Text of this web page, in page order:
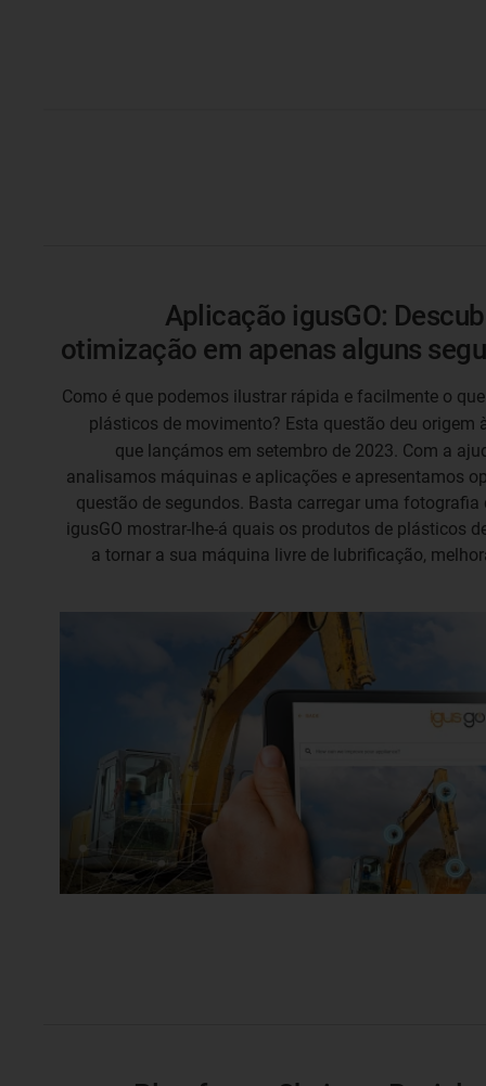
Aplicação igusGO:
otimização em apenas alguns
Como é que podemos ilustrar rápida e facilmente o
plásticos de movimento? Esta questão deu origem
que lançámos em setembro de 2023. Com a
analisamos máquinas e aplicações e apresentamos
questão de segundos. Basta carregar uma fotografia
igusGO mostrar-lhe-á quais os produtos de plásticos
a tornar a sua máquina livre de lubrificação,